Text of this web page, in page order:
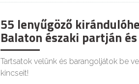
55 lenyűgöző
Balaton északi partján
Tartsatok velünk és barangoljátok be
kincseit!